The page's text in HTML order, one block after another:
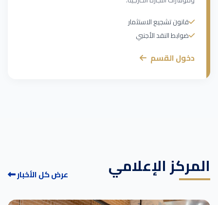
قانون تشجيع الاستثمار
ضوابط النقد الأجنبي
دخول القسم
المركز الإعلامي عرض كل الأخبار